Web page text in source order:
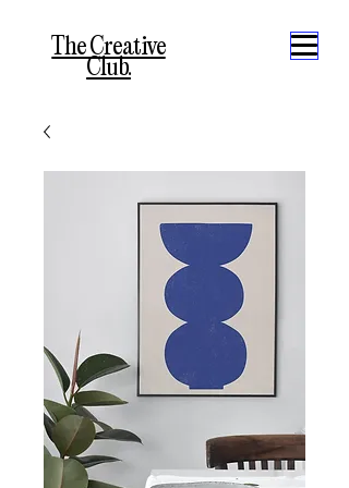
The Creative
Club.